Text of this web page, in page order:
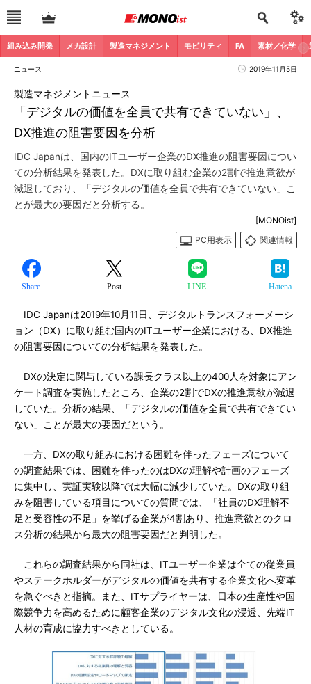
組み込み開発 メカ設計 製造マネジメント モビリティ FA 素材／化学
ニュース 2019年11月5日
「デジタルの価値を全員で共有できていない」、
DX推進の阻害要因を分析
製造マネジメントニュース
IDC Japanは、国内のITユーザー企業のDX推進の阻害要因につい
ての分析結果を発表した。DXに取り組む企業の2割で推進意欲が
減退しており、「デジタルの価値を全員で共有できていない」こ
とが最大の要因だと分析する。
[MONOist]
PC用表示
関連情報
Share Post LINE Hatena
IDC Japanは2019年10月11日、デジタルトランスフォーメーシ
ョン（DX）に取り組む国内のITユーザー企業における、DX推進
の阻害要因についての分析結果を発表した。
DXの決定に関与している課長クラス以上の400人を対象にアン
ケート調査を実施したところ、企業の2割でDXの推進意欲が減退
していた。分析の結果、「デジタルの価値を全員で共有できてい
ない」ことが最大の要因だという。
一方、DXの取り組みにおける困難を伴ったフェーズについて
の調査結果では、困難を伴ったのはDXの理解や計画のフェーズ
に集中し、実証実験以降では大幅に減少していた。DXの取り組
みを阻害している項目についての質問では、「社員のDX理解不
足と受容性の不足」を挙げる企業が4割あり、推進意欲とのクロ
ス分析の結果から最大の阻害要因だと判明した。
これらの調査結果から同社は、ITユーザー企業は全ての従業員
やステークホルダーがデジタルの価値を共有する企業文化へ変革
を急ぐべきと指摘。また、ITサプライヤーは、日本の生産性や国
際競争力を高めるために顧客企業のデジタル文化の浸透、先端IT
人材の育成に協力すべきとしている。